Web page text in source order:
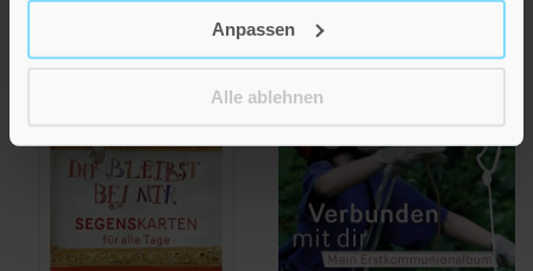
Anpassen
Alle ablehnen